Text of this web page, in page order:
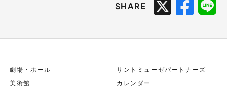
SHARE
劇場・ホール
美術館
サントミューゼパートナーズ
カレンダー